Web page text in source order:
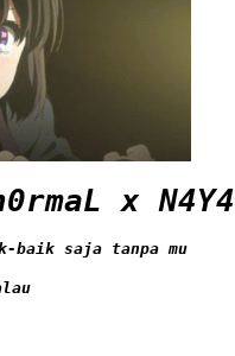
x N4Y4
baik saja tanpa mu